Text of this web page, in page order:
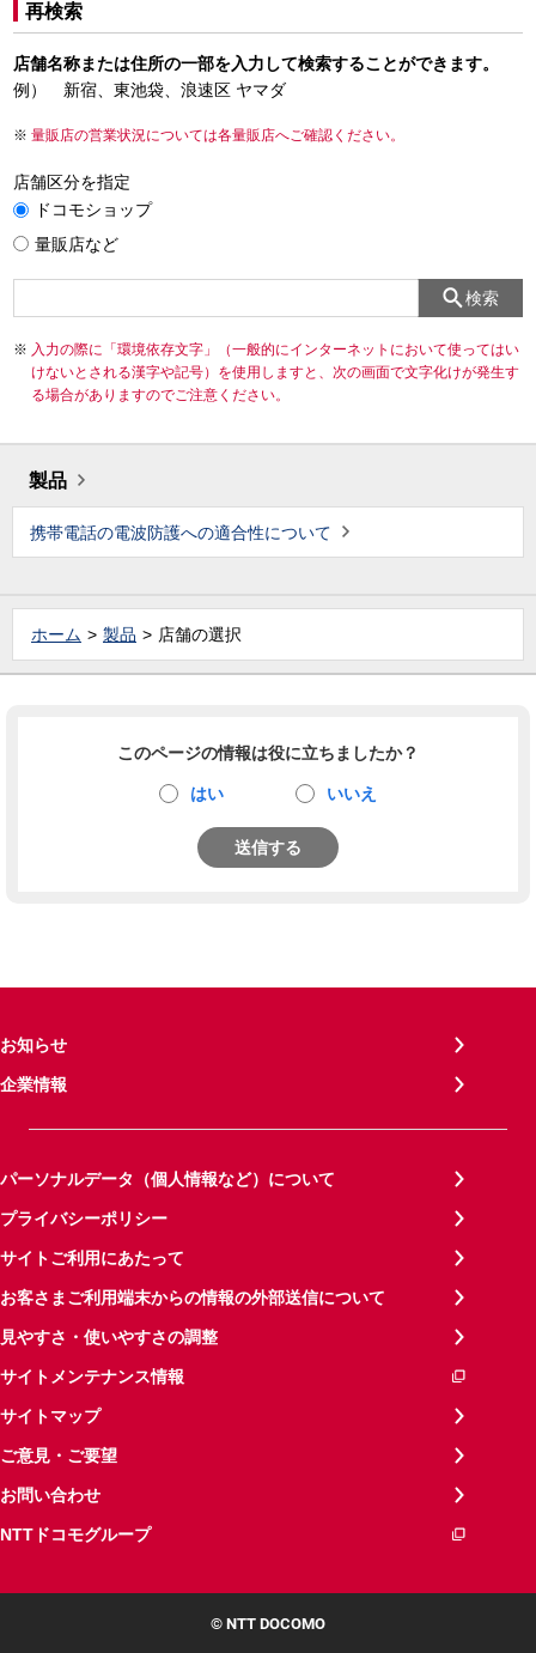
再検索
店舗名称または住所の一部を入力して検索することができます。
例） 新宿、東池袋、浪速区 ヤマダ
量販店の営業状況については各量販店へご確認ください。
店舗区分を指定
ドコモショップ
量販店など
検索
入力の際に「環境依存文字」（一般的にインターネットにおいて使ってはい
けないとされる漢字や記号）を使用しますと、次の画面で文字化けが発生す
る場合がありますのでご注意ください。
製品
携帯電話の電波防護への適合性について
ホーム 製品 店舗の選択
このページの情報は役に立ちましたか？
はい いいえ
送信する
お知らせ
企業情報
パーソナルデータ（個人情報など）について
プライバシーポリシー
サイトご利用にあたって
お客さまご利用端末からの情報の外部送信について
見やすさ・使いやすさの調整
サイトメンテナンス情報
サイトマップ
ご意見・ご要望
お問い合わせ
NTTドコモグループ
© NTT DOCOMO